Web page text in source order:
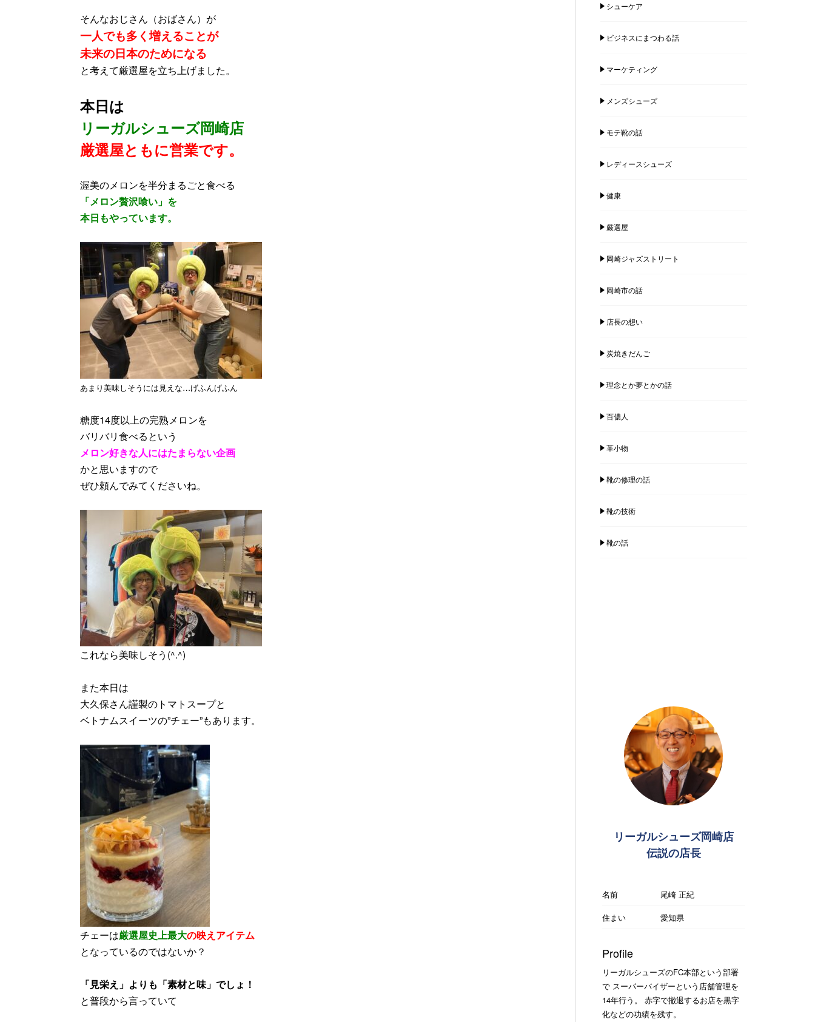
そんなおじさん（おばさん）が
一人でも多く増えることが
未来の日本のためになる
と考えて厳選屋を立ち上げました。
本日は
リーガルシューズ岡崎店
厳選屋ともに営業です。
渥美のメロンを半分まるごと食べる
「メロン贅沢喰い」を
本日もやっています。
あまり美味しそうには見えな…げふんげふん
糖度14度以上の完熟メロンを
バリバリ食べるという
メロン好きな人にはたまらない企画
かと思いますので
ぜひ頼んでみてくださいね。
これなら美味しそう(^.^)
また本日は
大久保さん謹製のトマトスープと
ベトナムスイーツの”チェー”もあります。
チェーは厳選屋史上最大の映えアイテム
となっているのではないか？
「見栄え」よりも「素材と味」でしょ！
と普段から言っていて
シューケア
ビジネスにまつわる話
マーケティング
メンズシューズ
モテ靴の話
レディースシューズ
健康
厳選屋
岡崎ジャズストリート
岡崎市の話
店長の想い
炭焼きだんご
理念とか夢とかの話
百儂人
革小物
靴の修理の話
靴の技術
靴の話
リーガルシューズ岡崎店
伝説の店長
名前
尾崎 正紀
住まい
愛知県
Profile
リーガルシューズのFC本部という部署
で スーパーバイザーという店舗管理を
14年行う。 赤字で撤退するお店を黒字
化などの功績を残す。